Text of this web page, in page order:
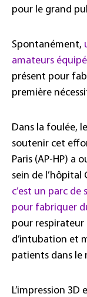
pour le grand
Spontanément,
amateurs
présent pour
première
Dans la foulée,
soutenir cet
Paris (AP-HP) a
sein de l’hôpital
c’est un parc
pour fabriquer
pour respirateur
d’intubation et
patients dans le
L’impression